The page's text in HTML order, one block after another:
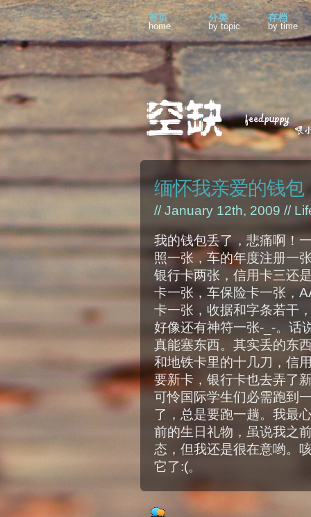
首页
home
分类
by topic
存档
by time
缅怀我亲爱的钱包
// January 12th, 2009 //
我的钱包丢了，悲痛啊！
照一张，车的年度注册一
银行卡两张，信用卡三还
卡一张，车保险卡一张，
卡一张，收据和字条若干
好像还有神符一张-_-。话
真能塞东西。其实丢的东
和地铁卡里的十几刀，信
要新卡，银行卡也去弄了
可怜国际学生们必需跑到
了，总是要跑一趟。我最
前的生日礼物，虽说我之
态，但我还是很在意哟。
它了:(。